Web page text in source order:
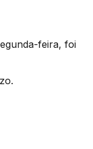
feira, foi